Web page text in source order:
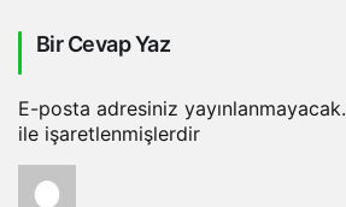
Bir Cevap Yaz
E-posta adresiniz yayınlanmayacak.
ile işaretlenmişlerdir